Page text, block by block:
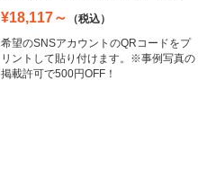
¥18,117～
（税込）
希望のSNSアカウントのQRコードをプ
リントして貼り付けます。※事例写真の
掲載許可で500円OFF！